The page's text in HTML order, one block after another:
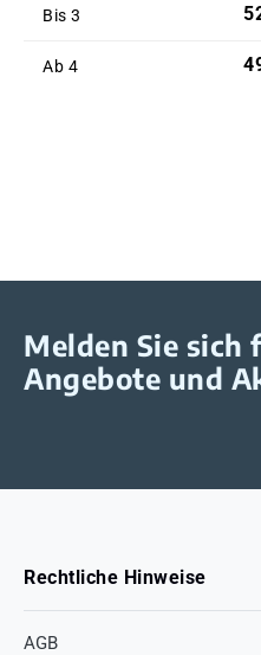
Bis 3
Ab 4
Melden Sie sich
Angebote und
Rechtliche Hinweise
AGB